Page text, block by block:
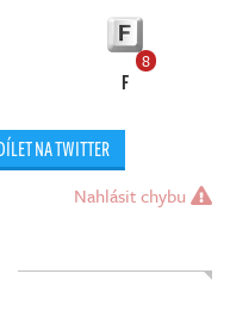
8
F
NA TWITTER
Nahlásit chybu